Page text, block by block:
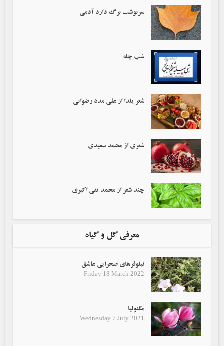
سرنوشت برگ دارد آدمی‌
شب چله
شعر یلدا از علی مدد رضوانی
شعری از محمد سعیدی
چند شعر از محمد تقی اکبری
معرفی گل و گیاه
نیلوفرهای صحرایی عاشق
Friday 18 March 2022
مگنولیا
Wednesday 7 July 2021